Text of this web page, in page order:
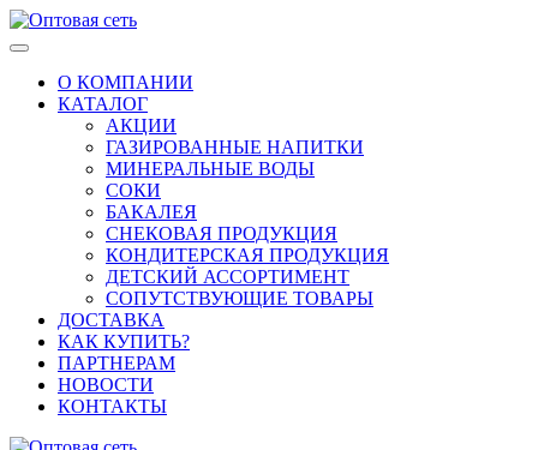
О КОМПАНИИ
КАТАЛОГ
АКЦИИ
ГАЗИРОВАННЫЕ НАПИТКИ
МИНЕРАЛЬНЫЕ ВОДЫ
СОКИ
БАКАЛЕЯ
СНЕКОВАЯ ПРОДУКЦИЯ
КОНДИТЕРСКАЯ ПРОДУКЦИЯ
ДЕТСКИЙ АССОРТИМЕНТ
СОПУТСТВУЮЩИЕ ТОВАРЫ
ДОСТАВКА
КАК КУПИТЬ?
ПАРТНЕРАМ
НОВОСТИ
КОНТАКТЫ